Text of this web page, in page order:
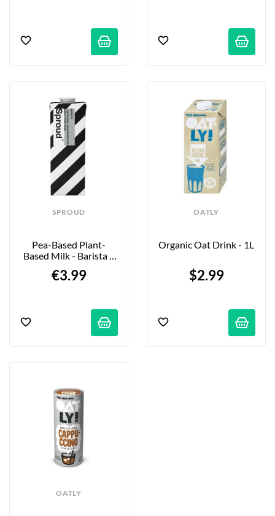
SPROUD
Pea-Based Plant-
Based Milk - Barista -
€3.99
OATLY
Organic Oat Drink - 1L
$2.99
OATLY